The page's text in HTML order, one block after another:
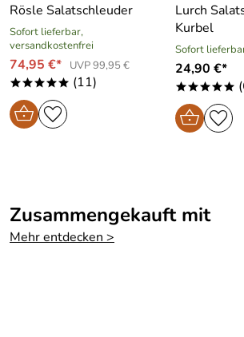
Rösle Salatschleuder
Sofort lieferbar,
versandkostenfrei
74,95 €* UVP 99,95 €
***** (11)
Lurch
Kurbel
Sofort
24,90 €*
*****
Zusammengekauft mit
Mehr entdecken >